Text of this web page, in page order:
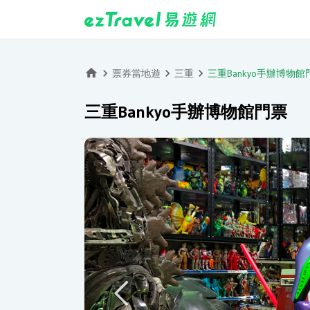
票券當地遊 三重 三重Bankyo手辦博物館
三重Bankyo手辦博物館門票